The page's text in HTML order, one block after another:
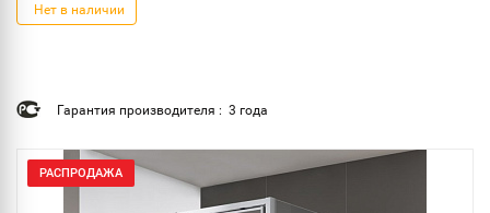
Нет в наличии
Гарантия производителя : 3 года
РАСПРОДАЖА